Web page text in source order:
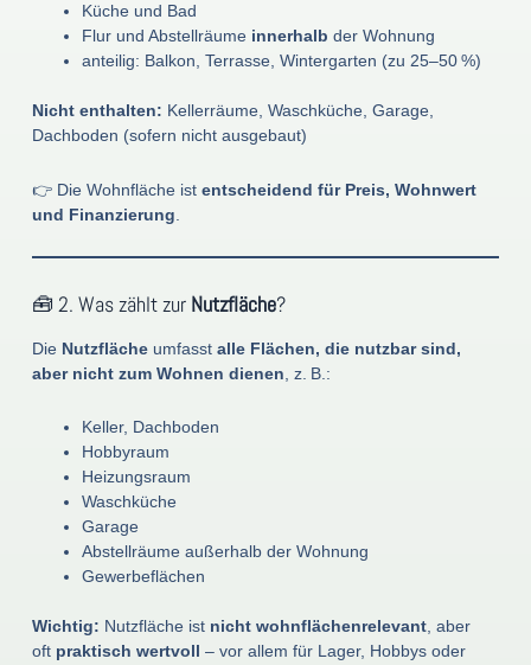
Küche und Bad
Flur und Abstellräume innerhalb der Wohnung
anteilig: Balkon, Terrasse, Wintergarten (zu 25–50 %)
Nicht enthalten: Kellerräume, Waschküche, Garage,
Dachboden (sofern nicht ausgebaut)
👉 Die Wohnfläche ist entscheidend für Preis, Wohnwert
und Finanzierung
🧰 2. Was zählt zur Nutzfläche?
Die Nutzflächeumfasst alle Flächen, die nutzbar sind,
aber nicht zum Wohnen dienen , z. B.:
Keller, Dachboden
Hobbyraum
Heizungsraum
Waschküche
Garage
Abstellräume außerhalb der Wohnung
Gewerbeflächen
Wichtig: Nutzfläche ist nicht wohnflächenrelevant, aber
oft praktisch wertvoll – vor allem für Lager, Hobbys oder